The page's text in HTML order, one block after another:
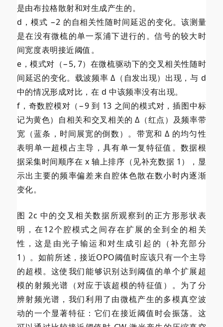
是由布拉格散射和对生成产生的。
d，模式 −2 的自相关性随时间延迟的变化。该测量
是在没有微梳的单一泵浦下进行的。信号的较大时
间宽度表明接近阈值。
e，模式对（−5, 7）在微梳驱动下的交叉相关性随时
间延迟的变化。载波频率 Δ（自发出现）出现，与 d
中的情况形成对比，在 d 中该频率没有出现。
f，奇数腔模对（−9 到 13 之间的模式对，插图中标
记为黄色）自相关和交叉相关的 Δ（红点）及频率带
宽（蓝条，时间展宽的倒数）。带宽和 Δ 的均匀性
表明单一超模占主导，具有单一复特征值。数据根
据采集时间顺序在 x 轴上排序（见补充数据 1），显
示出主要的频率偏差来自腔体色散在数小时内逐渐
变化。
图 2c 中的交叉相关数据所观察到的正方形形状表
明，在12个腔模式之间存在扩展的全到全的相关
性，这是由光子输运和对生成引起的（补充部分
1）。如前所述，接近OPO阈值时应该只有一个主导
的超模。这使我们能够识别达到阈值的单个扩展超
模的射频光谱（对应于该超模的特征值）。为了分
辨射频光谱，我们利用了由微梳产生的多模真空波
动的一个显著特征：它们在接近阈值时会振荡。这